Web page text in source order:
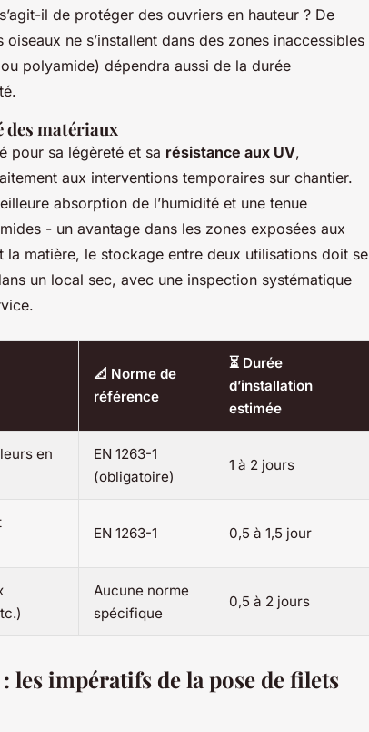
il de protéger des ouvriers en hauteur ? De
ne s’installent dans des zones inaccessibles
polyamide) dépendra aussi de la durée
matériaux
pour sa légèreté et sa résistance aux UV,
aux interventions temporaires sur chantier.
absorption de l’humidité et une tenue
- un avantage dans les zones exposées aux
matière, le stockage entre deux utilisations doit se
un local sec, avec une inspection systématique
📐 Norme de
référence
⏳ Durée
d’installation
estimée
en
EN 1263-1
(obligatoire)
1 à 2 jours
EN 1263-1 0,5 à 1,5 jour
Aucune norme
spécifique
0,5 à 2 jours
les impératifs de la pose de filets